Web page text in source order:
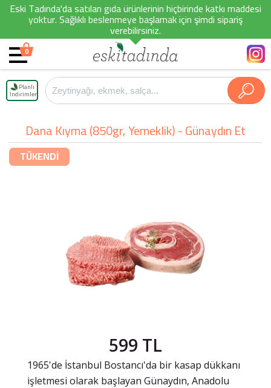
Eski Tadında'da satılan gıda ürünlerinin hiçbirinde katkı maddesi
yoktur. Sağlıklı beslenmeye başlamak için şimdi sipariş
verebilirsiniz.
0
Planlı
İndirimler
Dana Kıyma (850gr, Yemeklik) - Günaydın Et
TÜKENDİ
599 TL
1965'de İstanbul Bostancı'da bir kasap dükkanı
işletmesi olarak başlayan Günaydın, Anadolu